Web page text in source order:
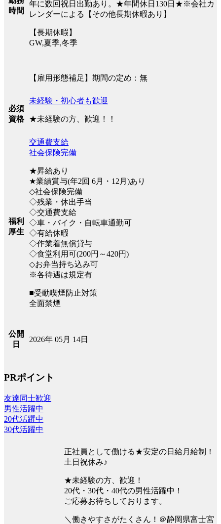
時間
年に数回祝日出勤あり。★年間休日130日★※会社カ
レンダーによる【その他長期休暇あり】
【長期休暇】
GW,夏季,冬季
【雇用形態補足】期間の定め：無
必須
資格
未経験・初心者も歓迎
★未経験の方、歓迎！！
福利
厚生
交通費支給
社会保険完備
★昇給あり
★業績賞与(年2回 6月・12月)あり
◇社会保険完備
◇残業・休出手当
◇交通費支給
◇車・バイク・自転車通勤可
◇有給休暇
◇作業着無償貸与
◇食堂利用可(200円～420円)
◇お弁当持ち込み可
※各待遇は規定有
■受動喫煙防止対策
全面禁煙
公開
日
2026年 05月 14日
PRポイント
友達同士歓迎
男性活躍中
20代活躍中
30代活躍中
正社員として働ける★安定の日給月給制！
土日祝休み♪
★未経験の方、歓迎！
20代・30代・40代の男性活躍中！
ご応募お待ちしております。
＼働きやすさがたくさん！＠静岡県富士宮